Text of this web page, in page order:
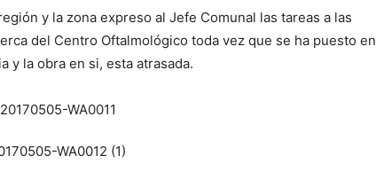
y la zona expreso al Jefe Comunal las tareas a las
del Centro Oftalmológico toda vez que se ha puesto en
y la obra en si, esta atrasada.